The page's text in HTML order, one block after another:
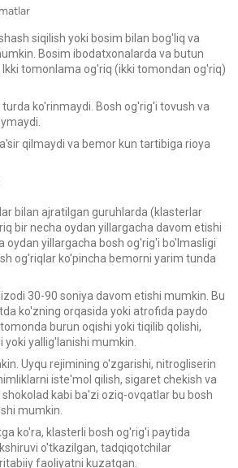
siqilish yoki bosim bilan bog'liq va
Bosim ibodatxonalarda va butun
tomonlama og'riq (ikki tomondan og'riq)
turda ko'rinmaydi. Bosh og'rig'i tovush va
qilmaydi va bemor kun tartibiga rioya
bilan ajratilgan guruhlarda (klasterlar
bir necha oydan yillargacha davom etishi
oydan yillargacha bosh og'rig'i bo'lmasligi
og'riqlar ko'pincha bemorni yarim tunda
30-90 soniya davom etishi mumkin. Bu
ko'zning orqasida yoki atrofida paydo
burun oqishi yoki tiqilib qolishi,
yoki yallig'lanishi mumkin.
Uyqu rejimining o'zgarishi, nitrogliserin
iste'mol qilish, sigaret chekish va
kabi ba'zi oziq-ovqatlar bu bosh
mumkin.
ko'ra, klasterli bosh og'rig'i paytida
o'tkazilgan, tadqiqotchilar
faoliyatni kuzatgan.